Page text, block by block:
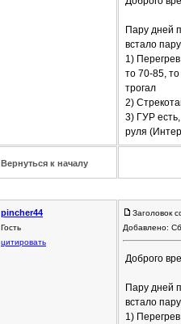
Пару дней
встало
1)
то 70-85,
трогал
2)
3) ГУР
руля
Вернуться к началу
pincher44
Гость
цитировать
Заголовок
Добавлено:
Доброго
Пару дней
встало
1)